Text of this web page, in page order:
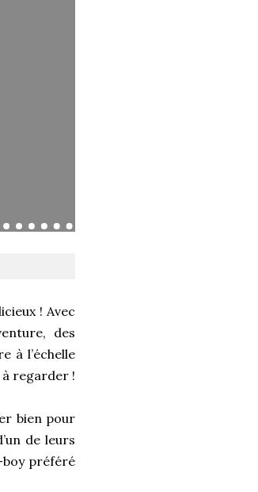
! Avec
des
à l’échelle
à regarder !
bien pour
de leurs
préféré